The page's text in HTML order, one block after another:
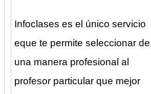
Infoclases es el único servicio
eque te permite seleccionar de
una manera profesional al
profesor particular que mejor